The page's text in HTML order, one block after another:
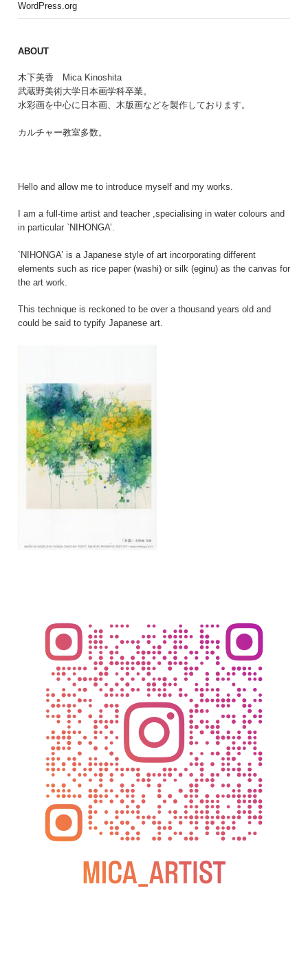
WordPress.org
ABOUT
木下美香 Mica Kinoshita
武蔵野美術大学日本画学科卒業。
水彩画を中心に日本画、木版画などを製作しております。
カルチャー教室多数。
Hello and allow me to introduce myself and my works.
I am a full-time artist and teacher ,specialising in water colours and
in particular `NIHONGA’.
`NIHONGA’ is a Japanese style of art incorporating different
elements such as rice paper (washi) or silk (eginu) as the canvas for
the art work.
This technique is reckoned to be over a thousand years old and
could be said to typify Japanese art.